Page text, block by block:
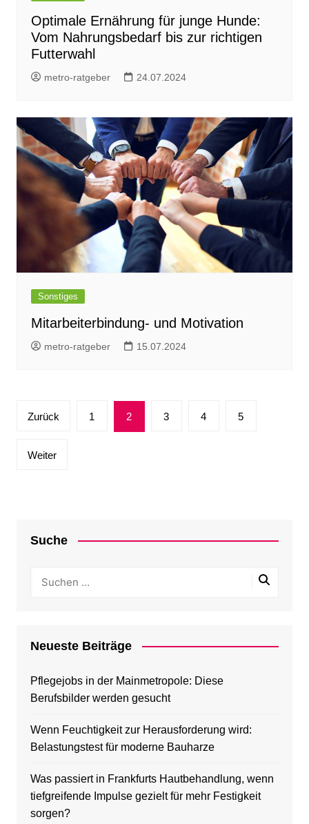
Optimale Ernährung für junge Hunde:
Vom Nahrungsbedarf bis zur richtigen
Futterwahl
metro-ratgeber 24.07.2024
Sonstiges
Mitarbeiterbindung- und Motivation
metro-ratgeber 15.07.2024
Seitennummerierung
Beiträge
Zurück 1 2 3 4 5
Weiter
Suche
Neueste Beiträge
Pflegejobs in der Mainmetropole: Diese
Berufsbilder werden gesucht
Wenn Feuchtigkeit zur Herausforderung wird:
Belastungstest für moderne Bauharze
Was passiert in Frankfurts Hautbehandlung, wenn
tiefgreifende Impulse gezielt für mehr Festigkeit
sorgen?